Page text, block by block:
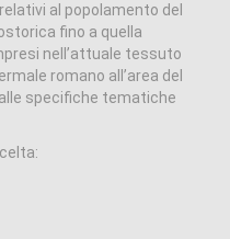
al popolamento del
fino a quella
nell’attuale tessuto
romano all’area del
specifiche tematiche